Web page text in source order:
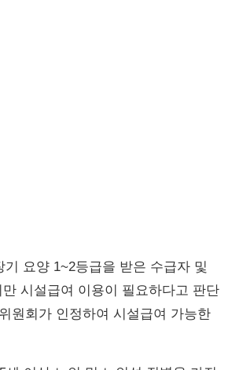
기 요양 1~2등급을 받은 수급자 및
시설급여 이용이 필요하다고 판단
원회가 인정하여 시설급여 가능한